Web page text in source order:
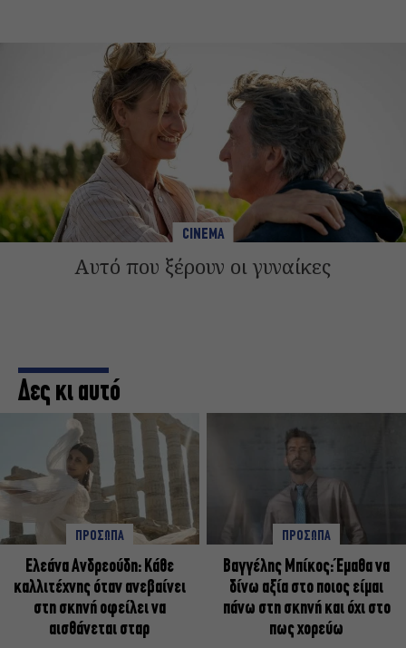
CINEMA
Αυτό που ξέρουν οι γυναίκες
Δες κι αυτό
ΠΡΟΣΩΠΑ
Ελεάνα Ανδρεούδη: Κάθε
καλλιτέχνης όταν ανεβαίνει
στη σκηνή οφείλει να
αισθάνεται σταρ
ΠΡΟΣΩΠΑ
Βαγγέλης Μπίκος: Έμαθα να
δίνω αξία στο ποιος είμαι
πάνω στη σκηνή και όχι στο
πως χορεύω